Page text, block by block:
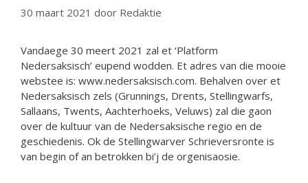
30 maart 2021 door Redaktie
Vandaege 30 meert 2021 zal et ‘Platform
Nedersaksisch’ eupend wodden. Et adres van die mooie
webstee is: www.nedersaksisch.com. Behalven over et
Nedersaksisch zels (Grunnings, Drents, Stellingwarfs,
Sallaans, Twents, Aachterhoeks, Veluws) zal die gaon
over de kultuur van de Nedersaksische regio en de
geschiedenis. Ok de Stellingwarver Schrieversronte is
van begin of an betrokken bi’j de orgenisaosie.